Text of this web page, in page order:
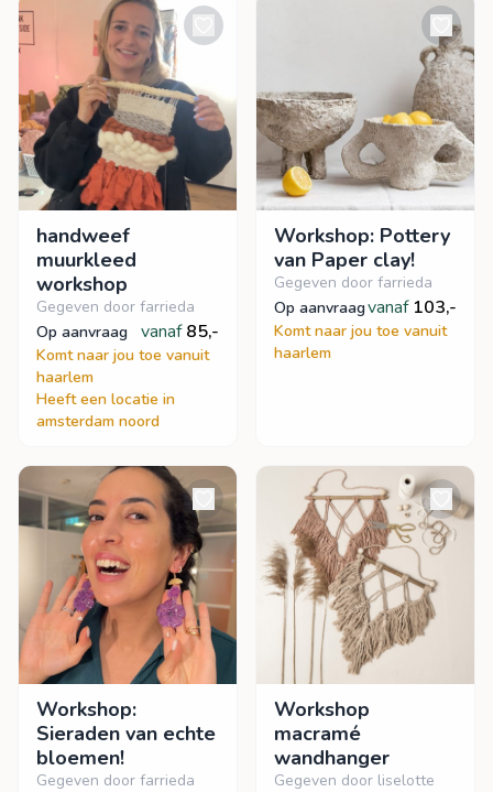
handweef
muurkleed
workshop
Gegeven door farrieda
op aanvraag
vanaf 85,-
Komt naar jou toe vanuit
haarlem
Heeft een locatie in
amsterdam noord
Workshop: Pottery
van Paper clay!
Gegeven door farrieda
op aanvraagvanaf 103,-
Komt naar jou toe vanuit
haarlem
Workshop:
Sieraden van echte
bloemen!
Gegeven door farrieda
Workshop
macramé
wandhanger
Gegeven door liselotte